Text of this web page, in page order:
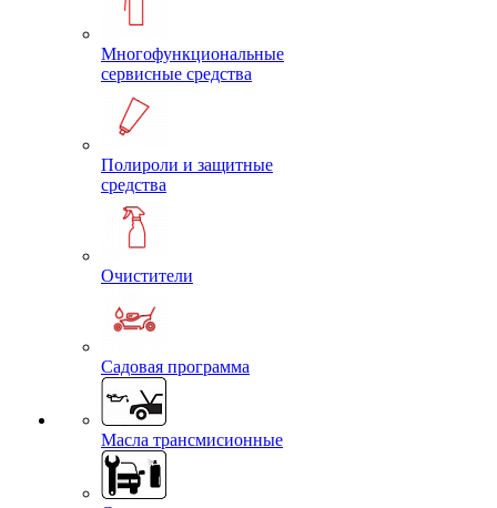
Многофункциональные
сервисные средства
Полироли и защитные
средства
Очистители
Садовая программа
Масла трансмисионные